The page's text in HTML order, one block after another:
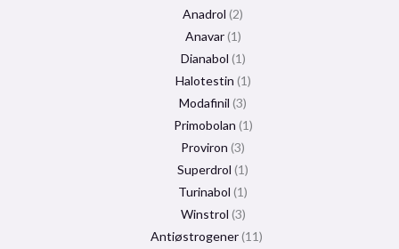
Anadrol 2
Anavar 1
Dianabol 1
Halotestin 1
Modafinil 3
Primobolan 1
Proviron 3
Superdrol 1
Turinabol 1
Winstrol 3
Antiøstrogener 11